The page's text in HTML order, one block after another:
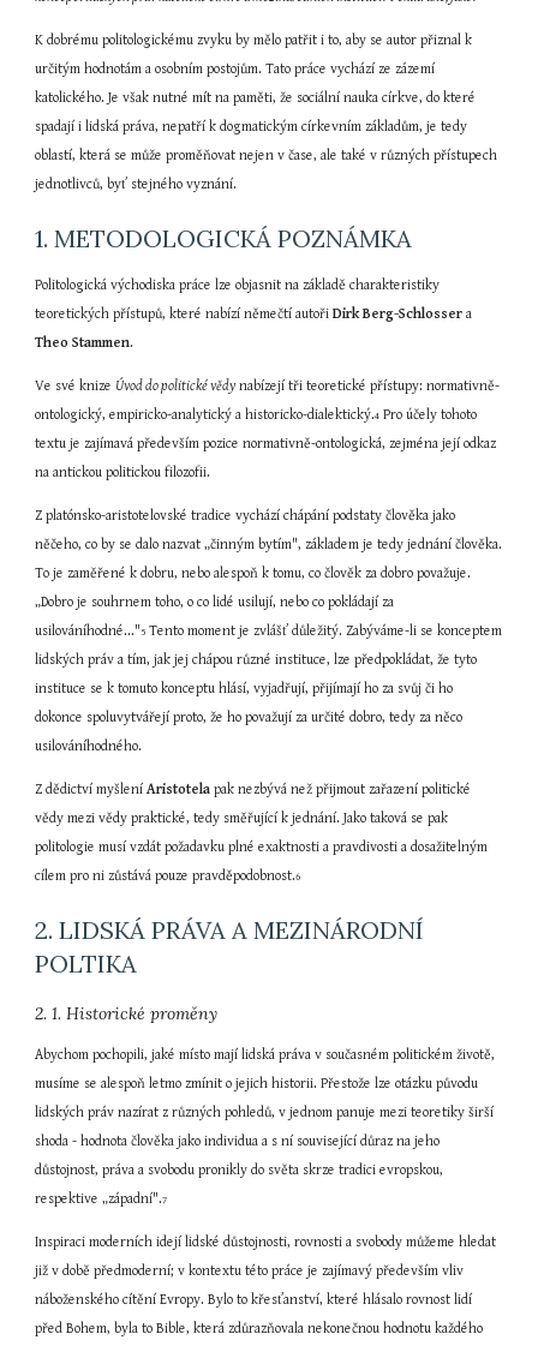
K dobrému politologickému zvyku by mělo patřit i to, aby se autor přiznal k
určitým hodnotám a osobním postojům. Tato práce vychází ze zázemí
katolického. Je však nutné mít na paměti, že sociální nauka církve, do které
spadají i lidská práva, nepatří k dogmatickým církevním základům, je tedy
oblastí, která se může proměňovat nejen v čase, ale také v různých přístupech
jednotlivců, byť stejného vyznání.
1. METODOLOGICKÁ POZNÁMKA
Politologická východiska práce lze objasnit na základě charakteristiky
teoretických přístupů, které nabízí němečtí autoři Dirk Berg-Schlosser
Theo Stammen.
Ve své knize Úvod do politické vědy nabízejí tři teoretické přístupy: normativně-
ontologický, empiricko-analytický a historicko-dialektický.4 Pro účely tohoto
textu je zajímavá především pozice normativně-ontologická, zejména její odkaz
na antickou politickou filozofii.
Z platónsko-aristotelovské tradice vychází chápání podstaty člověka jako
něčeho, co by se dalo nazvat „činným bytím", základem je tedy jednání člověka.
To je zaměřené k dobru, nebo alespoň k tomu, co člověk za dobro považuje.
„Dobro je souhrnem toho, o co lidé usilují, nebo co pokládají za
usilováníhodné..."5 Tento moment je zvlášť důležitý. Zabýváme-li se konceptem
lidských práv a tím, jak jej chápou různé instituce, lze předpokládat, že tyto
instituce se k tomuto konceptu hlásí, vyjadřují, přijímají ho za svůj či ho
dokonce spoluvytvářejí proto, že ho považují za určité dobro, tedy za něco
usilováníhodného.
Z dědictví myšlení Aristotela pak nezbývá než přijmout zařazení politické
vědy mezi vědy praktické, tedy směřující k jednání. Jako taková se pak
politologie musí vzdát požadavku plné exaktnosti a pravdivosti a dosažitelným
cílem pro ni zůstává pouze pravděpodobnost.6
2. LIDSKÁ PRÁVA A MEZINÁRODNÍ
POLTIKA
2. 1. Historické proměny
Abychom pochopili, jaké místo mají lidská práva v současném politickém životě,
musíme se alespoň letmo zmínit o jejich historii. Přestože lze otázku původu
lidských práv nazírat z různých pohledů, v jednom panuje mezi teoretiky širší
shoda - hodnota člověka jako individua a s ní související důraz na jeho
důstojnost, práva a svobodu pronikly do světa skrze tradici evropskou,
respektive „západní".7
Inspiraci moderních idejí lidské důstojnosti, rovnosti a svobody můžeme hledat
již v době předmoderní; v kontextu této práce je zajímavý především vliv
náboženského cítění Evropy. Bylo to křesťanství, které hlásalo rovnost lidí
před Bohem, byla to Bible, která zdůrazňovala nekonečnou hodnotu každého